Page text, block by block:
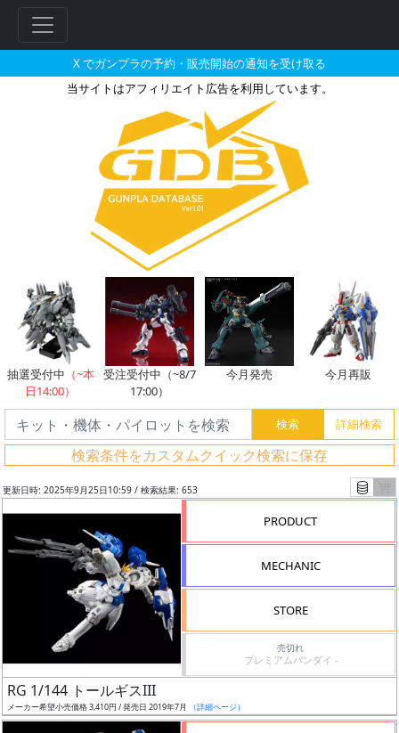
X でガンプラの予約・販売開始の通知を受け取る
当サイトはアフィリエイト広告を利用しています。
RG 1/144 トールギスIIIとそれに
抽選受付中 （~本
日14:00）
受注受付中（~8/7
17:00）
今月発売 今月再販
検索条件をカスタムクイック検索に保存
フ
リ
更新日時: 2025年9月25日10:59 / 検索結果: 653
PRODUCT
MECHANIC
STORE
売切れ
プレミアムバンダイ -
RG 1/144 トールギスIII
メーカー希望小売価格 3,410円 / 発売日 2019年7月 （詳細ページ）